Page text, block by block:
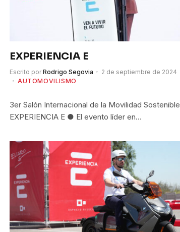
EXPERIENCIA E
Escrito por Rodrigo Segovia
2 de septiembre de 2024
AUTOMOVILISMO
3er Salón Internacional de la Movilidad Sostenible
EXPERIENCIA E ● El evento líder en…